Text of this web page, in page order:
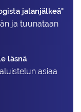
jalanjälkeä"
ja tuunataan
läsnä
asiaa